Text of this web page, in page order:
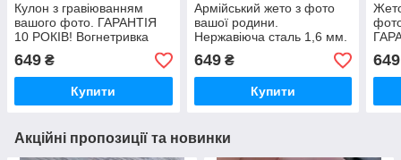
Кулон з гравіюванням
вашого фото. ГАРАНТІЯ
10 РОКІВ! Вогнетривка
нержавіюча сталь.
Ланцюжок, скоба та макет
в подарунок.
649 ₴
Купити
Армійський жето з фото
вашої родини.
Нержавіюча сталь 1,6 мм.
Ланцюжок і скоба в
подарунок. Швидко та
якісно, гарантія 10 років.
649₴
Купити
в
649
Акційні пропозиції та новинки